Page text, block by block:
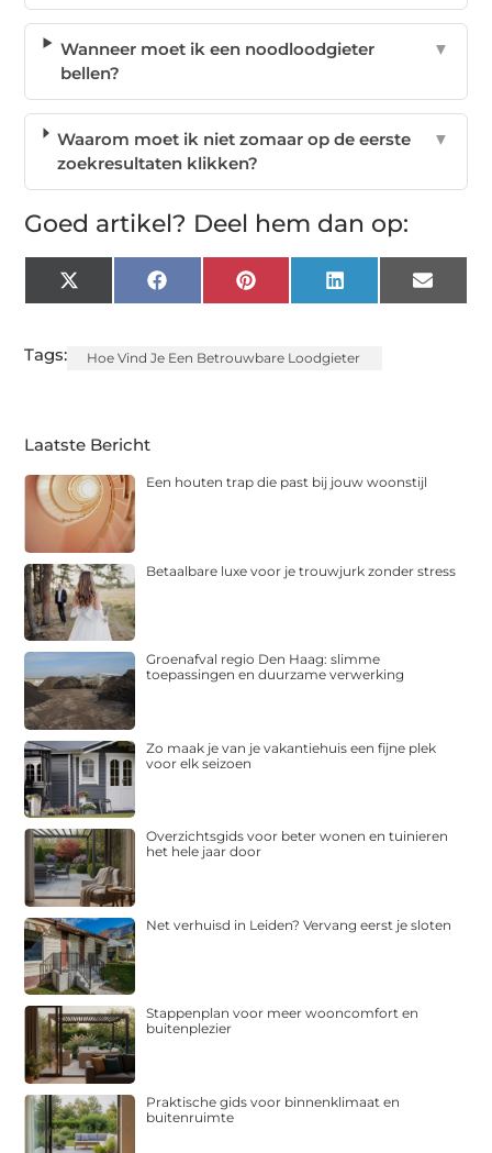
Wanneer moet ik een noodloodgieter
bellen?
▼
Waarom moet ik niet zomaar op de eerste
zoekresultaten klikken?
▼
Goed artikel? Deel hem dan op:
X
(Twitter)
FacebookPinterest LinkedIn Email
Tags: Hoe Vind Je Een Betrouwbare Loodgieter
Laatste Bericht
Een houten trap die past bij jouw woonstijl
Betaalbare luxe voor je trouwjurk zonder stress
Groenafval regio Den Haag: slimme
toepassingen en duurzame verwerking
Zo maak je van je vakantiehuis een fijne plek
voor elk seizoen
Overzichtsgids voor beter wonen en tuinieren
het hele jaar door
Net verhuisd in Leiden? Vervang eerst je sloten
Stappenplan voor meer wooncomfort en
buitenplezier
Praktische gids voor binnenklimaat en
buitenruimte